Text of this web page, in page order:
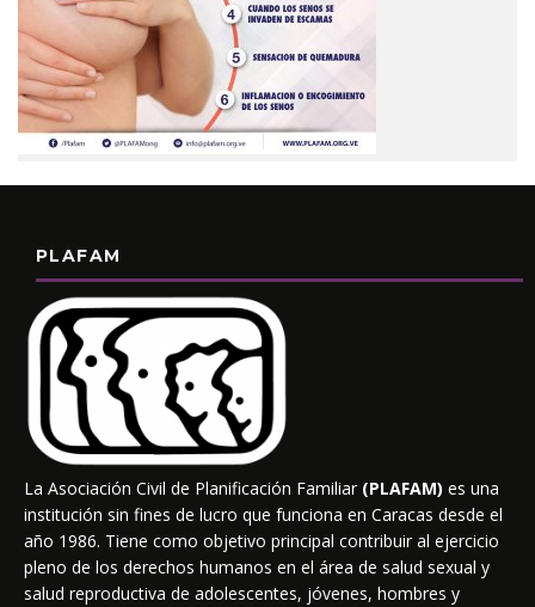
PLAFAM
La Asociación Civil de Planificación Familiar (PLAFAM) es una
institución sin fines de lucro que funciona en Caracas desde el
año 1986. Tiene como objetivo principal contribuir al ejercicio
pleno de los derechos humanos en el área de salud sexual y
salud reproductiva de adolescentes, jóvenes, hombres y